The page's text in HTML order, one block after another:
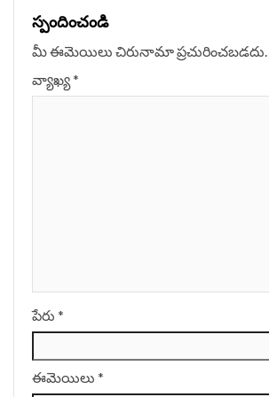
స్పందించండి
మీ ఈమెయిలు చిరునామా ప్రచురించబడదు.
వ్యాఖ్య*
పేరు *
ఈమెయిలు *